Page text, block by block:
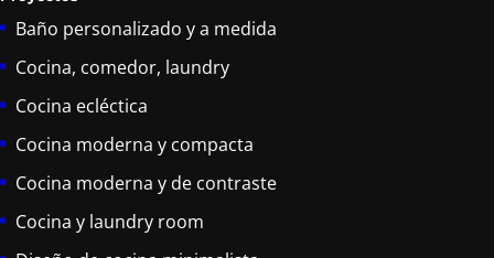
Baño personalizado y a medida
Cocina, comedor, laundry
Cocina ecléctica
Cocina moderna y compacta
Cocina moderna y de contraste
Cocina y laundry room